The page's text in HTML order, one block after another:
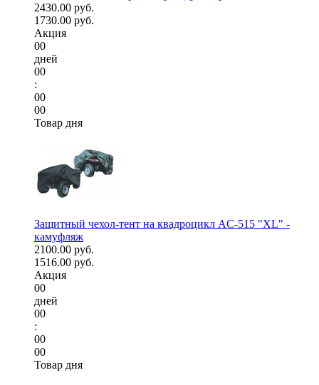
2430.00 руб.
1730.00 руб.
Акция
00
дней
00
:
00
00
Товар дня
Защитный чехол-тент на квадроцикл AC-515 "XL" -
камуфляж
2100.00 руб.
1516.00 руб.
Акция
00
дней
00
:
00
00
Товар дня